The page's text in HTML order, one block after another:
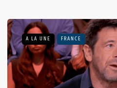
A LA UNE FRANCE